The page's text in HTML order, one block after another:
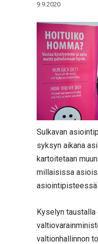
9.9.2020
Sulkavan
syksyn aikana
kartoitetaan
millaisissa
asiointipisteessä
Kyselyn taustalla
valtionhallinnon